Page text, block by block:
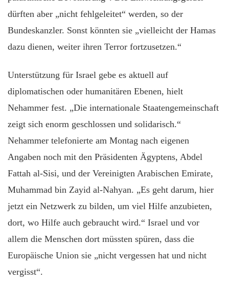
dürften aber „nicht fehlgeleitet“ werden, so der
Bundeskanzler. Sonst könnten sie „vielleicht der Hamas
dazu dienen, weiter ihren Terror fortzusetzen.“
Unterstützung für Israel gebe es aktuell auf
diplomatischen oder humanitären Ebenen, hielt
Nehammer fest. „Die internationale Staatengemeinschaft
zeigt sich enorm geschlossen und solidarisch.“
Nehammer telefonierte am Montag nach eigenen
Angaben noch mit den Präsidenten Ägyptens, Abdel
Fattah al-Sisi, und der Vereinigten Arabischen Emirate,
Muhammad bin Zayid al-Nahyan. „Es geht darum, hier
jetzt ein Netzwerk zu bilden, um viel Hilfe anzubieten,
dort, wo Hilfe auch gebraucht wird.“ Israel und vor
allem die Menschen dort müssten spüren, dass die
Europäische Union sie „nicht vergessen hat und nicht
vergisst“.